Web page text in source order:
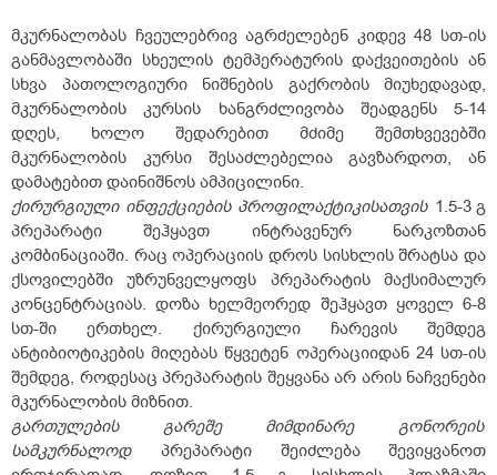
მკურნალობას ჩვეულებრივ აგრძელებენ კიდევ 48 სთ-ის
განმავლობაში სხეულის ტემპერატურის დაქვეითების ან
სხვა პათოლოგიური ნიშნების გაქრობის მიუხედავად,
მკურნალობის კურსის ხანგრძლივობა შეადგენს 5-14
დღეს, ხოლო შედარებით მძიმე შემთხვევებში
მკურნალობის კურსი შესაძლებელია გავზარდოთ, ან
დამატებით დაინიშნოს ამპიცილინი.
ქირურგიული ინფექციების პროფილაქტიკისათვის 1.5-3 გ
პრეპარატი შეჰყავთ ინტრავენურ ნარკოზთან
კომბინაციაში. რაც ოპერაციის დროს სისხლის შრატსა და
ქსოვილებში უზრუნველყოფს პრეპარატის მაქსიმალურ
კონცენტრაციას. დოზა ხელმეორედ შეჰყავთ ყოველ 6-8
სთ-ში ერთხელ. ქირურგიული ჩარევის შემდეგ
ანტიბიოტიკების მიღებას წყვეტენ ოპერაციიდან 24 სთ-ის
შემდეგ, როდესაც პრეპარატის შეყვანა არ არის ნაჩვენები
მკურნალობის მიზნით.
გართულების
გარეშე მიმდინარე გონორეის
სამკურნალოდ პრეპარატი შეიძლება შევიყვანოთ